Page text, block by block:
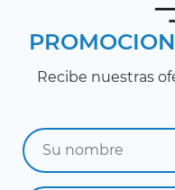
Recibe nuestras